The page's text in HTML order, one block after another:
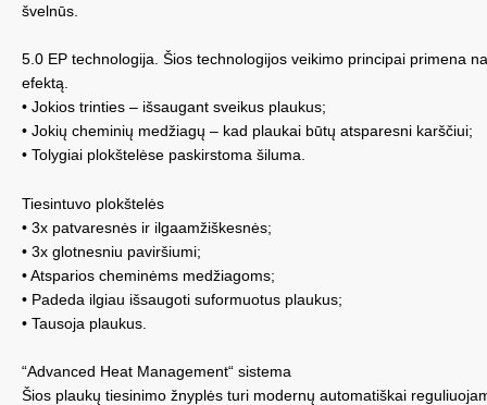
švelnūs.
5.0 EP technologija. Šios technologijos veikimo principai primena
efektą.
• Jokios trinties – išsaugant sveikus plaukus;
• Jokių cheminių medžiagų – kad plaukai būtų atsparesni karščiui;
• Tolygiai plokštelėse paskirstoma šiluma.
Tiesintuvo plokštelės
• 3x patvaresnės ir ilgaamžiškesnės;
• 3x glotnesniu paviršiumi;
• Atsparios cheminėms medžiagoms;
• Padeda ilgiau išsaugoti suformuotus plaukus;
• Tausoja plaukus.
“Advanced Heat Management“ sistema
Šios plaukų tiesinimo žnyplės turi modernų automatiškai